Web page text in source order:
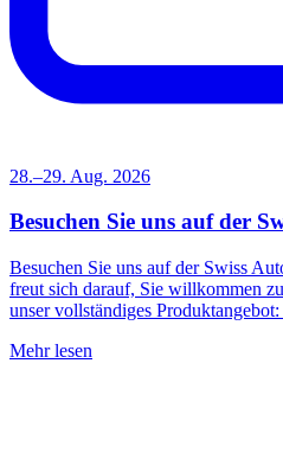
28.–29. Aug. 2026
Besuchen Sie uns auf der
Besuchen Sie uns auf der Swiss
freut sich darauf, Sie willkommen
unser vollständiges
Mehr lesen